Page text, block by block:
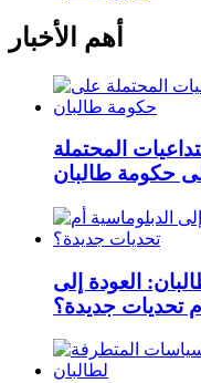
أهم الأخبار
المحتملة
حكومة طالبان
العودة إلى
تحديات جديدة؟